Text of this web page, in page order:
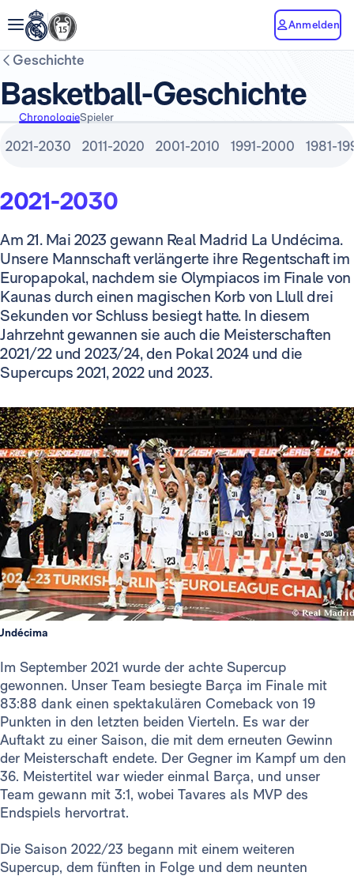
Anmelden
Geschichte
Basketball-Geschichte
ChronologieSpieler
2021-2030 2011-2020 2001-2010 1991-2000 1981-
2021-2030
Am 21. Mai 2023 gewann Real Madrid La Undécima.
Unsere Mannschaft verlängerte ihre Regentschaft im
Europapokal, nachdem sie Olympiacos im Finale von
Kaunas durch einen magischen Korb von Llull drei
Sekunden vor Schluss besiegt hatte. In diesem
Jahrzehnt gewannen sie auch die Meisterschaften
2021/22 und 2023/24, den Pokal 2024 und die
Supercups 2021, 2022 und 2023.
Im September 2021 wurde der achte Supercup
gewonnen. Unser Team besiegte Barça im Finale mit
83:88 dank einen spektakulären Comeback von 19
Punkten in den letzten beiden Vierteln. Es war der
Auftakt zu einer Saison, die mit dem erneuten Gewinn
der Meisterschaft endete. Der Gegner im Kampf um den
36. Meistertitel war wieder einmal Barça, und unser
Team gewann mit 3:1, wobei Tavares als MVP des
Endspiels hervortrat.
Die Saison 2022/23 begann mit einem weiteren
Supercup, dem fünften in Folge und dem neunten